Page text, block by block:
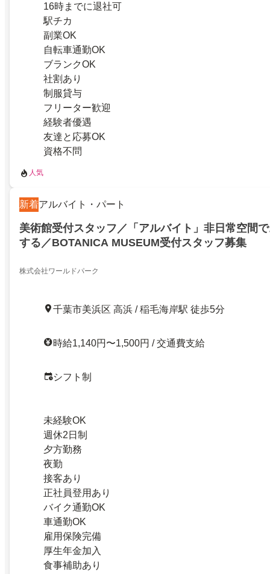
16時までに退社可
駅チカ
副業OK
自転車通勤OK
ブランクOK
社割あり
制服貸与
フリーター歓迎
経験者優遇
友達と応募OK
資格不問
人気
新着アルバイト・パート
美術館受付スタッフ／「アルバイト」非日常空間
する／BOTANICA MUSEUM受付スタッフ募集
株式会社ワールドパーク
千葉市美浜区 高浜 / 稲毛海岸駅 徒歩5分
時給1,140円〜1,500円 / 交通費支給
シフト制
未経験OK
週休2日制
夕方勤務
夜勤
接客あり
正社員登用あり
バイク通勤OK
車通勤OK
雇用保険完備
厚生年金加入
食事補助あり